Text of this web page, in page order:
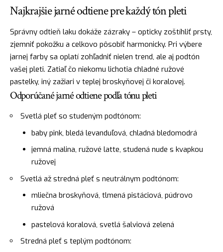
Najkrajšie jarné odtiene pre každý tón pleti
Správny odtieň laku dokáže zázraky – opticky zoštíhliť prsty,
zjemniť pokožku a celkovo pôsobiť harmonicky. Pri výbere
jarnej farby sa oplatí zohľadniť nielen trend, ale aj podtón
vašej pleti. Zatiaľ čo niekomu lichotia chladné ružové
pastelky, iný zažiari v teplej broskyňovej či koralovej.
Odporúčané jarné odtiene podľa tónu pleti
Svetlá pleť so studeným podtónom:
baby pink, bledá levanduľová, chladná bledomodrá
jemná malina, ružové latte, studená nude s kvapkou
ružovej
Svetlá až stredná pleť s neutrálnym podtónom:
mliečna broskyňová, tlmená pistáciová, púdrovo
ružová
pastelová koralová, svetlá šalviová zelená
Stredná pleť s teplým podtónom: